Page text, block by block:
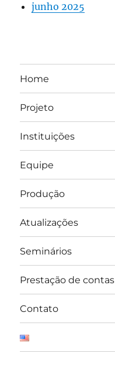
junho 2025
Home
Projeto
Instituições
Equipe
Produção
Atualizações
Seminários
Prestação de contas
Contato